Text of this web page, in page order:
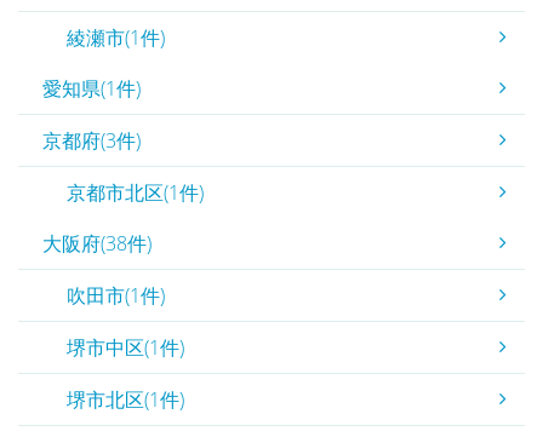
綾瀬市(1件)
愛知県(1件)
京都府(3件)
京都市北区(1件)
大阪府(38件)
吹田市(1件)
堺市中区(1件)
堺市北区(1件)